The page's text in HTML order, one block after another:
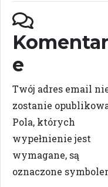
e
Twój adres email
zostanie
Pola, których
wypełnienie jest
wymagane, są
oznaczone